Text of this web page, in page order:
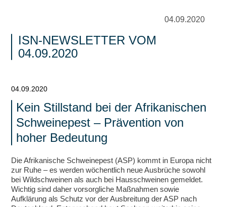
04.09.2020
ISN-NEWSLETTER VOM
04.09.2020
04.09.2020
Kein Stillstand bei der Afrikanischen
Schweinepest – Prävention von
hoher Bedeutung
Die Afrikanische Schweinepest (ASP) kommt in Europa nicht
zur Ruhe – es werden wöchentlich neue Ausbrüche sowohl
bei Wildschweinen als auch bei Hausschweinen gemeldet.
Wichtig sind daher vorsorgliche Maßnahmen sowie
Aufklärung als Schutz vor der Ausbreitung der ASP nach